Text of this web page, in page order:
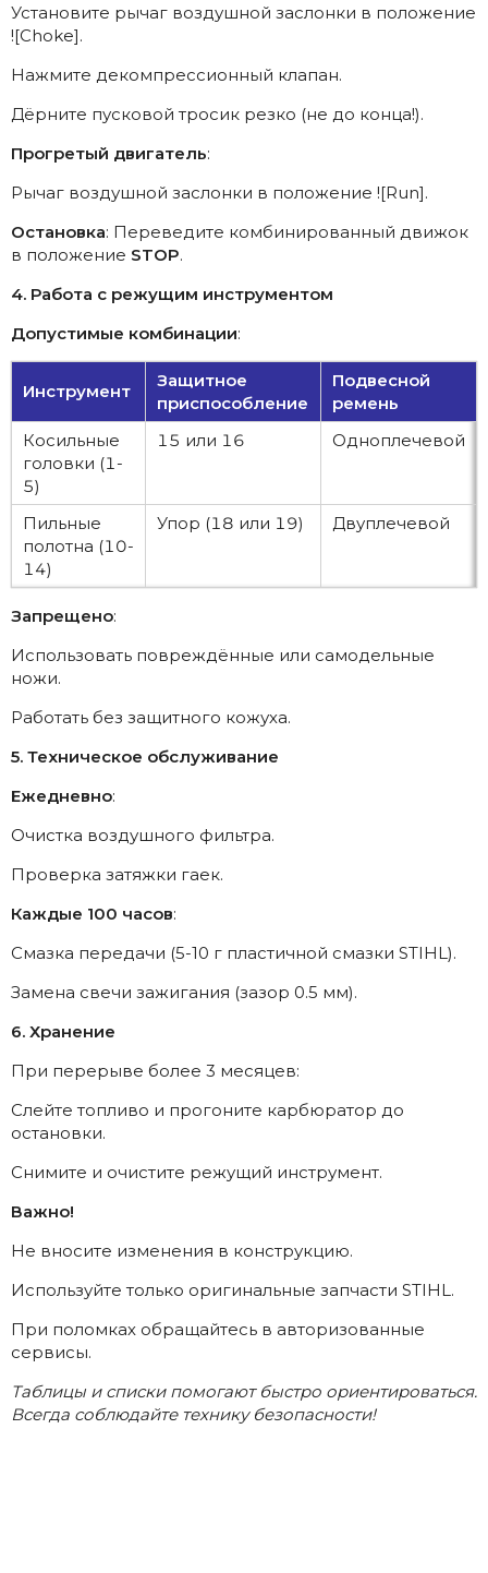
Установите рычаг воздушной заслонки в положение
![Choke].
Нажмите декомпрессионный клапан.
Дёрните пусковой тросик резко (не до конца!).
Прогретый двигатель:
Рычаг воздушной заслонки в положение ![Run].
Остановка: Переведите комбинированный движок
в положение STOP.
4. Работа с режущим инструментом
Допустимые комбинации:
Инструмент
Защитное
приспособление
Подвесной
ремень
Косильные
головки (1-
5)
15 или 16 Одноплечевой
Пильные
полотна (10-
14)
Упор (18 или 19) Двуплечевой
Запрещено:
Использовать повреждённые или самодельные
ножи.
Работать без защитного кожуха.
5. Техническое обслуживание
Ежедневно:
Очистка воздушного фильтра.
Проверка затяжки гаек.
Каждые 100 часов:
Смазка передачи (5-10 г пластичной смазки STIHL).
Замена свечи зажигания (зазор 0.5 мм).
6. Хранение
При перерыве более 3 месяцев:
Слейте топливо и прогоните карбюратор до
остановки.
Снимите и очистите режущий инструмент.
Важно!
Не вносите изменения в конструкцию.
Используйте только оригинальные запчасти STIHL.
При поломках обращайтесь в авторизованные
сервисы.
Таблицы и списки помогают быстро ориентироваться.
Всегда соблюдайте технику безопасности!